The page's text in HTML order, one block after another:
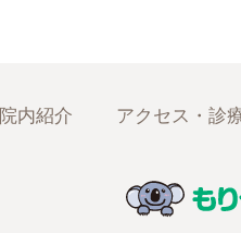
院内紹介 アクセス・診